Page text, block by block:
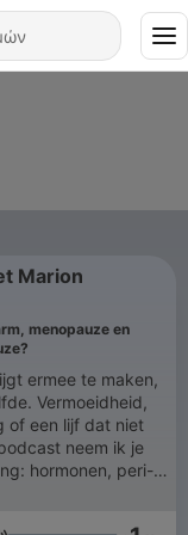
Marion
menopauze en
ermee te maken,
Vermoeidheid,
of een lijf dat niet
hormonen, peri-
(MHT),